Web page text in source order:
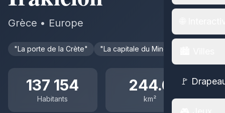
🚩
Grèce • Europe
"La porte de la Crète" "La capitale du Minotaure"
137 154
Habitants
244.6
km²